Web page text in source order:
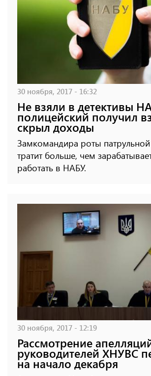
30 ноября, 2017 - 16:32
Не взяли в детективы
полицейский получил
скрыл доходы
Замкомандира роты
тратит больше, чем
работать в НАБУ.
30 ноября, 2017 - 12:19
Рассмотрение
руководителей ХНУВС
на начало декабря